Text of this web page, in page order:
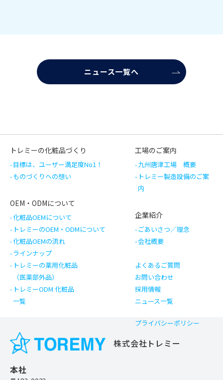
ニュース一覧へ
トレミーの化粧品づくり
目標は、ユーザー満足度No1！
ものづくりへの想い
OEM・ODMについて
化粧品OEMについて
トレミーのOEM・ODMについて
化粧品OEMの流れ
ラインナップ
トレミーの薬用化粧品
（医薬部外品）
トレミーODM 化粧品
一覧
工場のご案内
九州唐津工場 概要
トレミー製造設備のご案
内
企業紹介
ごあいさつ／理念
会社概要
よくあるご質問
お問い合わせ
採用情報
ニュース一覧
プライバシーポリシー
株式会社トレミー
本社